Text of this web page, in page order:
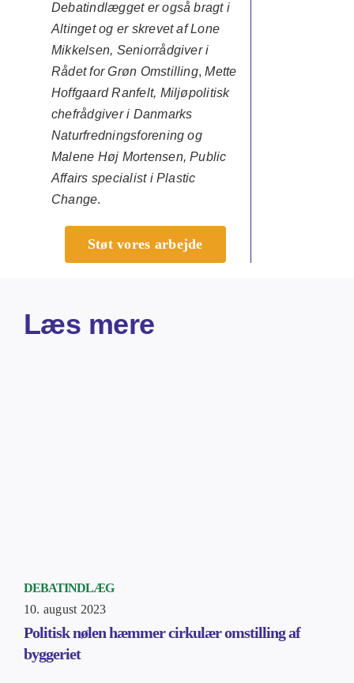
Debatindlægget er også bragt i
Altinget og er skrevet af Lone
Mikkelsen, Seniorrådgiver i
Rådet for Grøn Omstilling,Mette
Hoffgaard Ranfelt, Miljøpolitisk
chefrådgiver i Danmarks
Naturfredningsforening og
Malene Høj Mortensen, Public
Affairs specialist i Plastic
Change.
Støt vores arbejde
Læs mere
DEBATINDLÆG
10. august 2023
Politisk nølen hæmmer cirkulær omstilling af
byggeriet